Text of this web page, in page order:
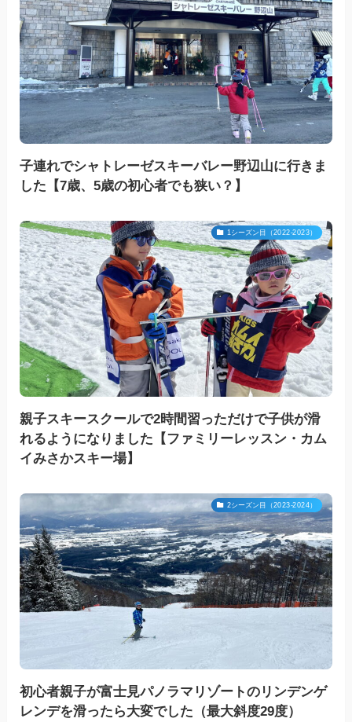
子連れでシャトレーゼスキーバレー野辺山に行きま
した【7歳、5歳の初心者でも狭い？】
1シーズン目（2022-2023）
親子スキースクールで2時間習っただけで子供が滑
れるようになりました【ファミリーレッスン・カム
イみさかスキー場】
2シーズン目（2023-2024）
初心者親子が富士見パノラマリゾートのリンデンゲ
レンデを滑ったら大変でした（最大斜度29度）